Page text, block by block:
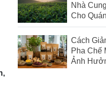
Nhà
Cho
Cách
Pha Chế
Ảnh